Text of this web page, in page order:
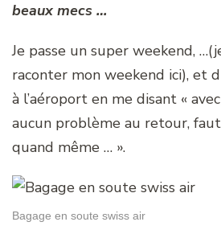
beaux mecs …
Je passe un super weekend,
raconter mon weekend ici), et
à l’aéroport en me disant «
aucun problème au retour,
quand même … ».
Bagage en soute swiss air